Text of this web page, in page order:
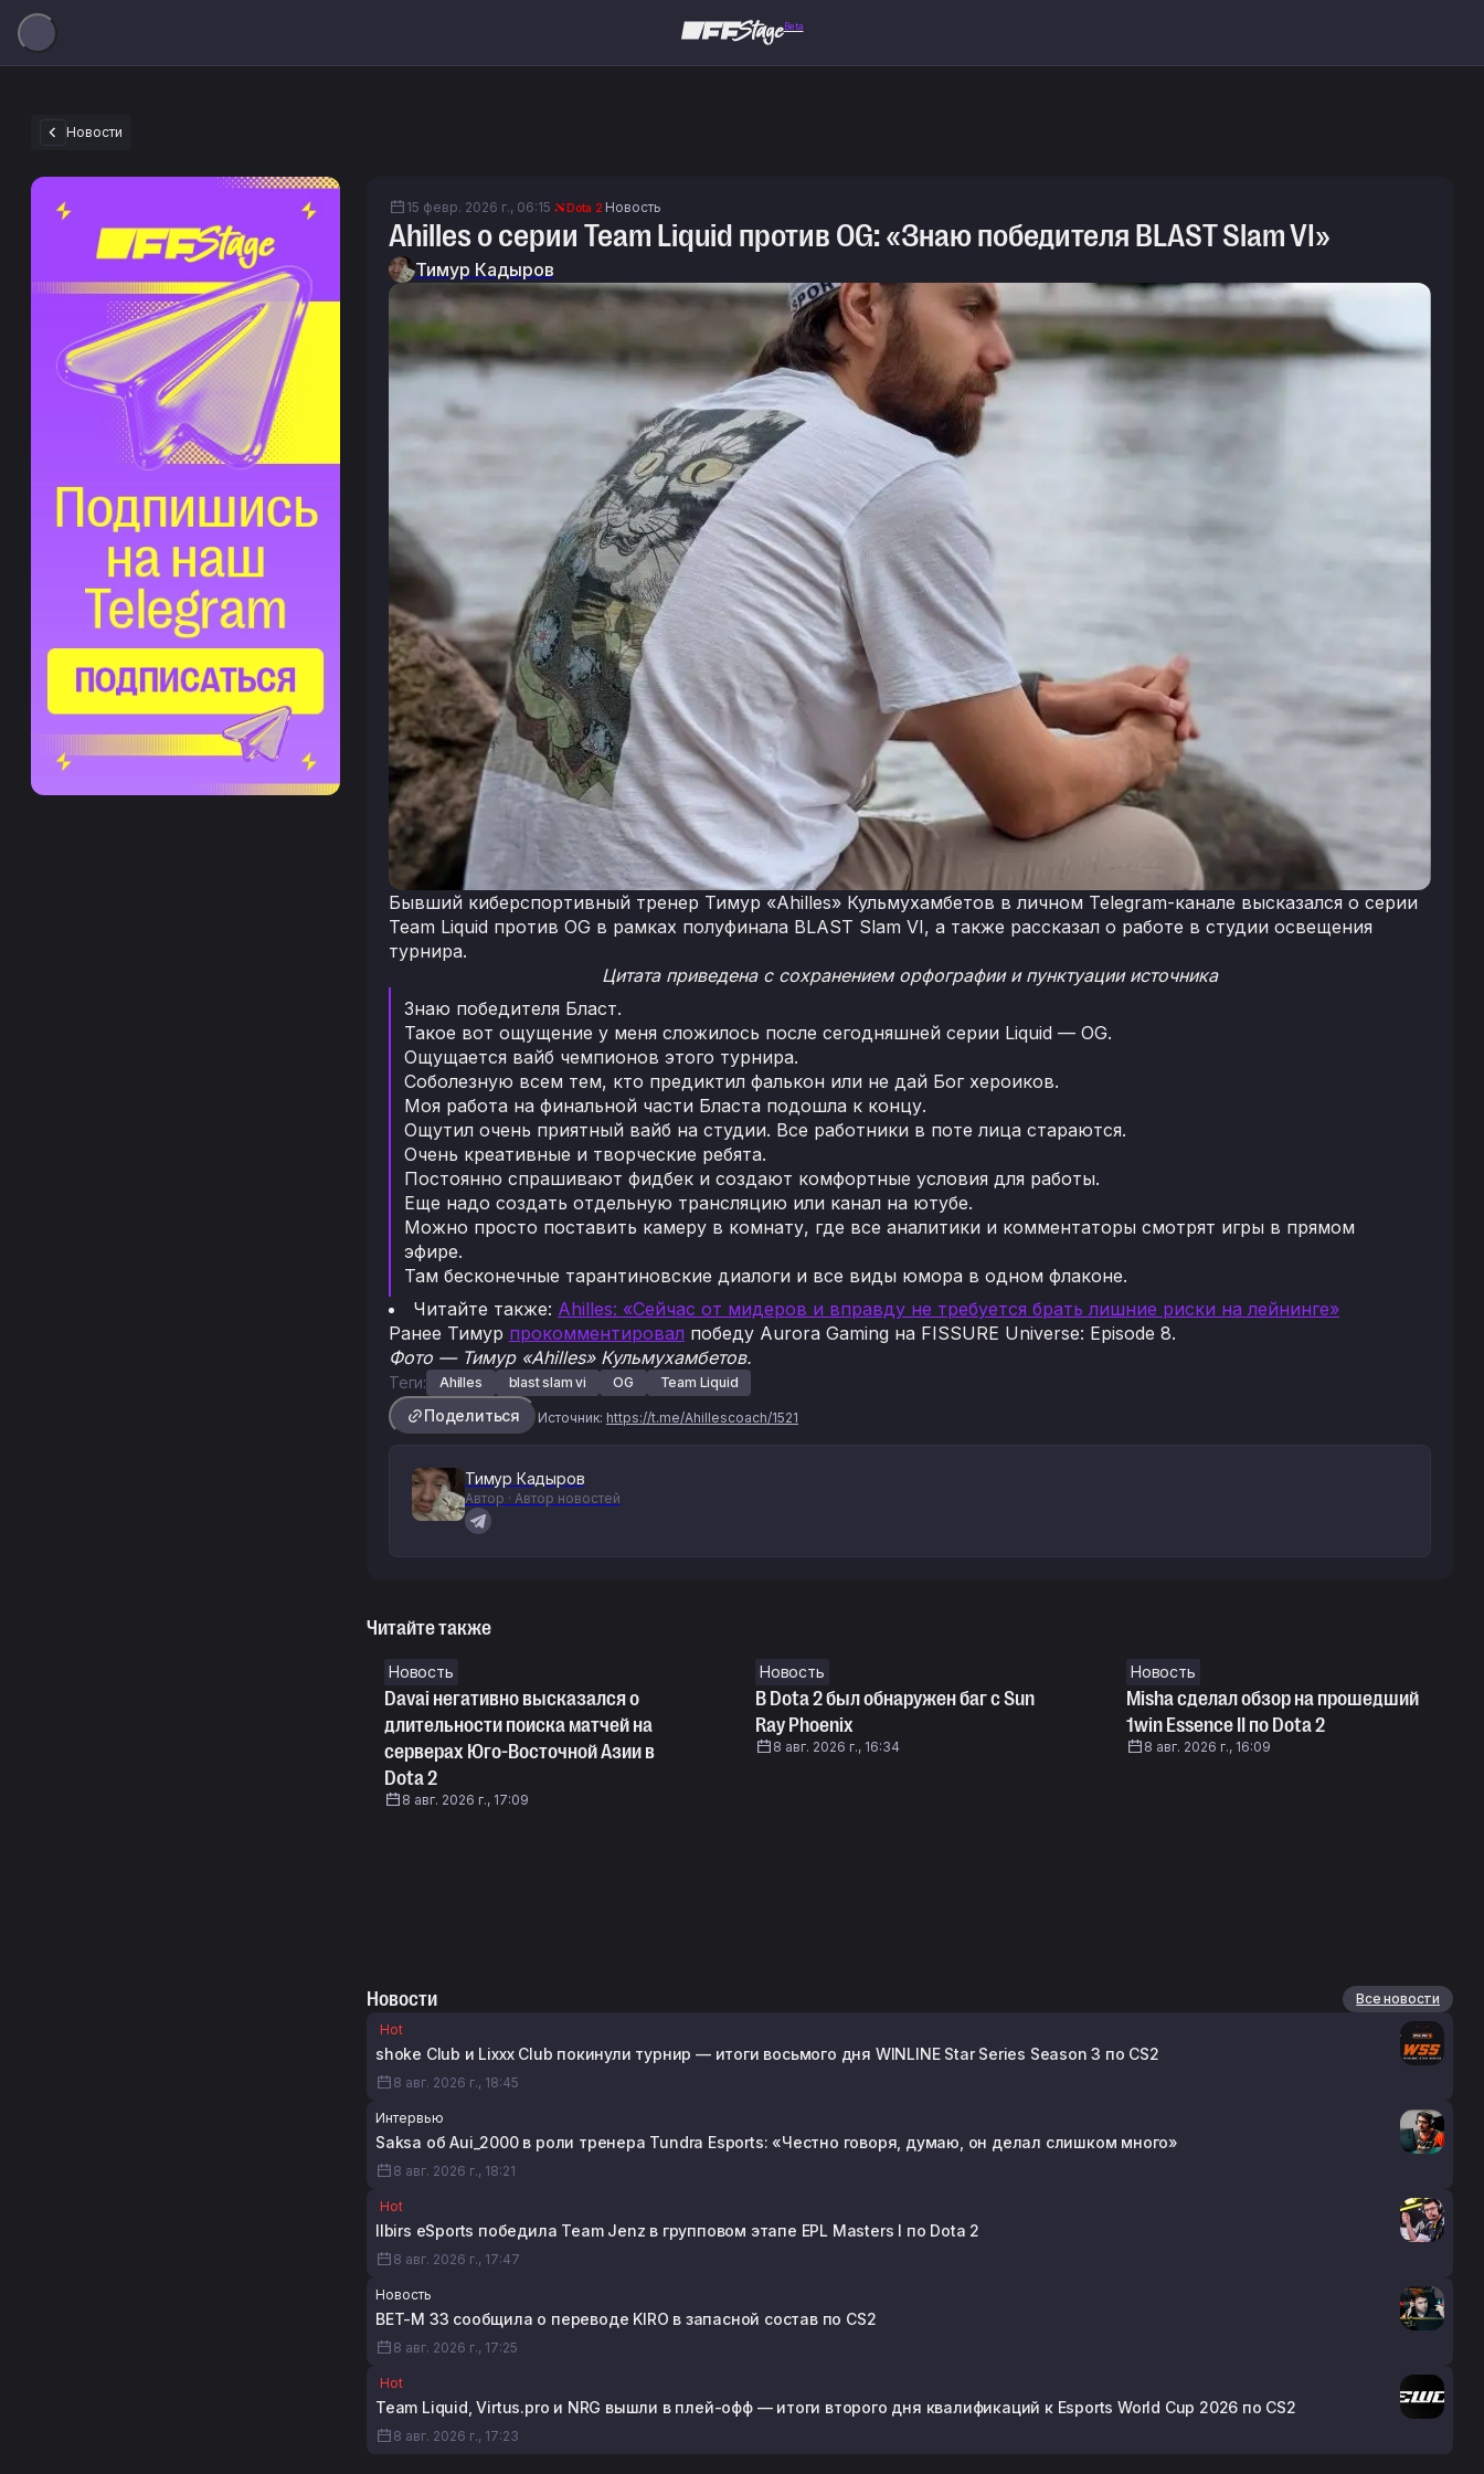
Beta
Новости
15 февр. 2026 г., 06:15 Dota 2 Новость
Ahilles о серии Team Liquid против OG: «Знаю победителя BLAST Slam VI»
Тимур Кадыров
Бывший киберспортивный тренер Тимур «Ahilles» Кульмухамбетов в личном Telegram-канале высказался о серии
Team Liquid против OG в рамках полуфинала BLAST Slam VI, а также рассказал о работе в студии освещения
турнира.
Цитата приведена с сохранением орфографии и пунктуации источника
Знаю победителя Бласт.
Такое вот ощущение у меня сложилось после сегодняшней серии Liquid — OG.
Ощущается вайб чемпионов этого турнира.
Соболезную всем тем, кто предиктил фалькон или не дай Бог хероиков.
Моя работа на финальной части Бласта подошла к концу.
Ощутил очень приятный вайб на студии. Все работники в поте лица стараются.
Очень креативные и творческие ребята.
Постоянно спрашивают фидбек и создают комфортные условия для работы.
Еще надо создать отдельную трансляцию или канал на ютубе.
Можно просто поставить камеру в комнату, где все аналитики и комментаторы смотрят игры в прямом
эфире.
Там бесконечные тарантиновские диалоги и все виды юмора в одном флаконе.
Читайте также: Ahilles: «Сейчас от мидеров и вправду не требуется брать лишние риски на лейнинге»
Ранее Тимур прокомментировал победу Aurora Gaming на FISSURE Universe: Episode 8.
Фото — Тимур «Ahilles» Кульмухамбетов.
Теги: Ahilles blast slam vi OG Team Liquid
Поделиться Источник: https://t.me/Ahillescoach/1521
Тимур Кадыров
Автор · Автор новостей
Читайте также
Новость
Davai негативно высказался о
длительности поиска матчей на
серверах Юго-Восточной Азии в
Dota 2
8 авг. 2026 г., 17:09
Новость
В Dota 2 был обнаружен баг с Sun
Ray Phoenix
8 авг. 2026 г., 16:34
Новость
Misha сделал обзор на прошедший
1win Essence II по Dota 2
8 авг. 2026 г., 16:09
Новости
Все новости
Hot
shoke Club и Lixxx Club покинули турнир — итоги восьмого дня WINLINE Star Series Season 3 по CS2
8 авг. 2026 г., 18:45
Интервью
Saksa об Aui_2000 в роли тренера Tundra Esports: «Честно говоря, думаю, он делал слишком много»
8 авг. 2026 г., 18:21
Hot
Ilbirs eSports победила Team Jenz в групповом этапе EPL Masters I по Dota 2
8 авг. 2026 г., 17:47
Новость
BET-M 33 сообщила о переводе KIRO в запасной состав по CS2
8 авг. 2026 г., 17:25
Hot
Team Liquid, Virtus.pro и NRG вышли в плей-офф — итоги второго дня квалификаций к Esports World Cup 2026 по CS2
8 авг. 2026 г., 17:23